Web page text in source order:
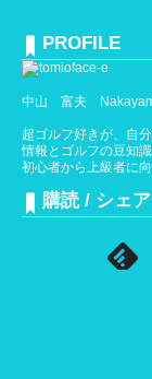
PROFILE
中山 富夫
超ゴルフ好きが、自
情報とゴルフの豆知識
初心者から上級者に
購読 / シェア